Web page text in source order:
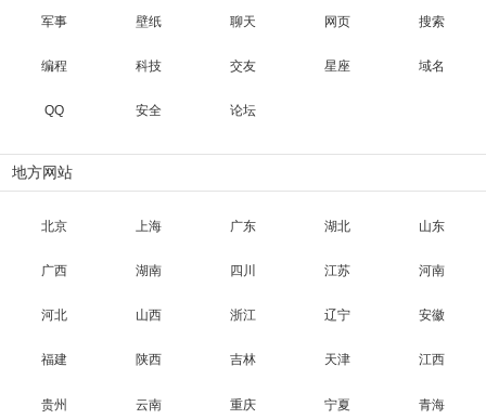
军事 壁纸 聊天 网页 搜索
编程 科技 交友 星座 域名
QQ 安全 论坛
地方网站
北京 上海 广东 湖北 山东
广西 湖南 四川 江苏 河南
河北 山西 浙江 辽宁 安徽
福建 陕西 吉林 天津 江西
贵州 云南 重庆 宁夏 青海